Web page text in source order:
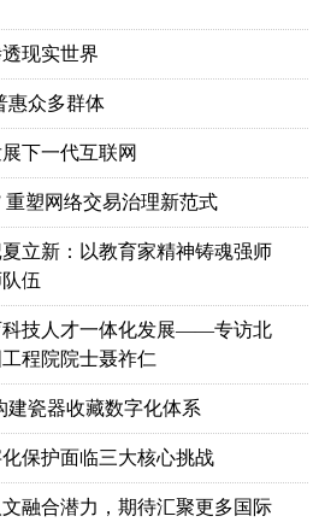
现实世界
惠众多群体
下一代互联网
重塑网络交易治理新范式
立新：以教育家精神铸魂强师
伍
科技人才一体化发展——专访北
程院院士聂祚仁
建瓷器收藏数字化体系
保护面临三大核心挑战
融合潜力，期待汇聚更多国际